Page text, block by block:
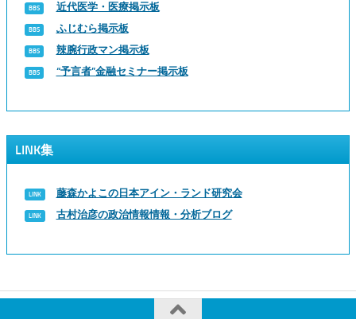
近代医学・医療掲示板
ふじむら掲示板
辣腕行政マン掲示板
“予言者”金融セミナー掲示板
LINK集
藤森かよこの日本アイン・ランド研究会
古村治彦の政治情報情報・分析ブログ